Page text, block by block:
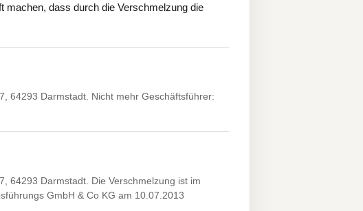
machen, dass durch die Verschmelzung die
64293 Darmstadt. Nicht mehr Geschäftsführer:
64293 Darmstadt. Die Verschmelzung ist im
GmbH & Co KG am 10.07.2013